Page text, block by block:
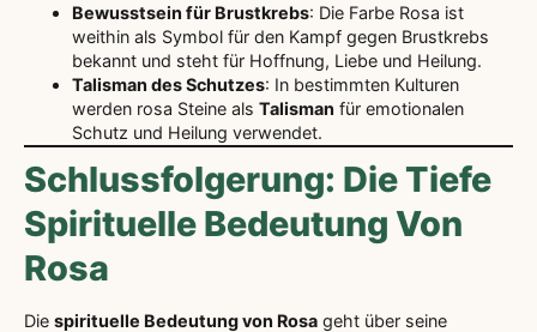
Bewusstsein für Brustkrebs: Die Farbe Rosa ist
weithin als Symbol für den Kampf gegen Brustkrebs
bekannt und steht für Hoffnung, Liebe und Heilung.
Talisman des Schutzes: In bestimmten Kulturen
werden rosa Steine als Talisman für emotionalen
Schutz und Heilung verwendet.
Schlussfolgerung: Die Tiefe
Spirituelle Bedeutung Von
Rosa
Die spirituelle Bedeutung von Rosa geht über seine